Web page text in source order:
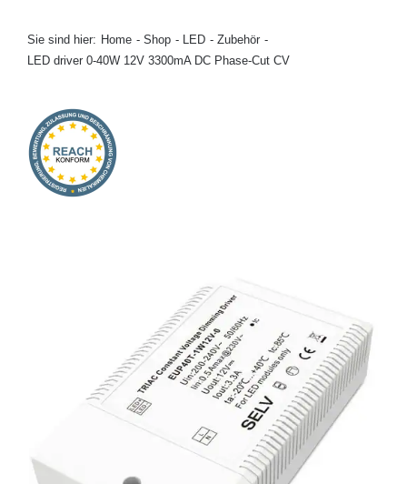
Kontakt
Onlineshop
Sie sind hier: Home Shop LED
Zubehör
LED driver 0-40W 12V 3300mA DC Phase-Cut CV